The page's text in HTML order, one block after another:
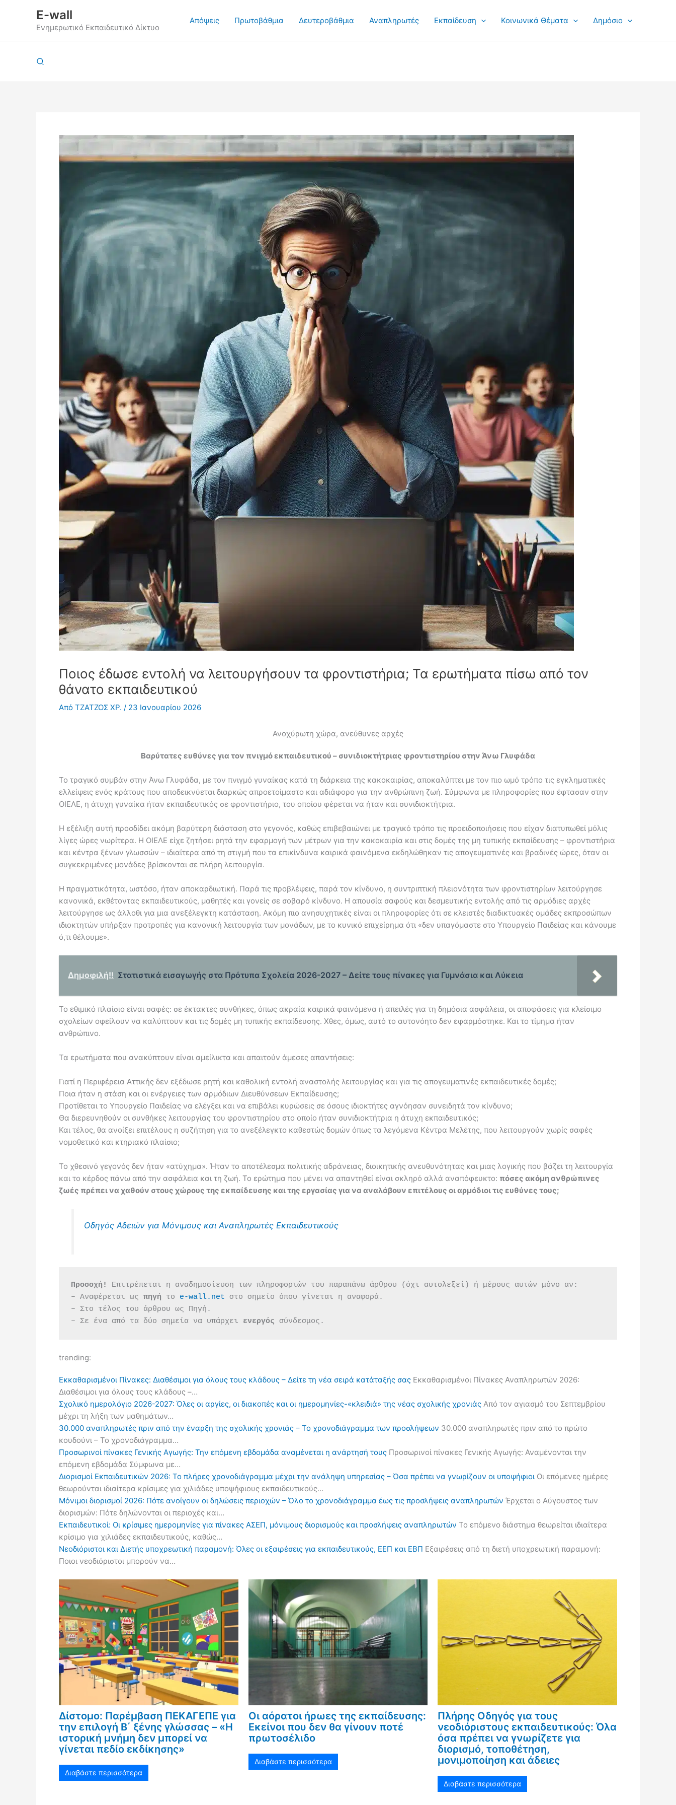
περιεχόμενο
E-wall
Ενημερωτικό Εκπαιδευτικό Δίκτυο
Απόψεις Πρωτοβάθμια Δευτεροβάθμια Αναπληρωτές Εκπαίδευση Κοινωνικά Θέματα Δημόσιο
Αναζήτηση
Ποιος έδωσε εντολή να λειτουργήσουν τα φροντιστήρια; Τα ερωτήματα πίσω από τον
θάνατο εκπαιδευτικού
Από ΤΖΑΤΖΟΣ ΧΡ. / 23 Ιανουαρίου 2026
Ανοχύρωτη χώρα, ανεύθυνες αρχές
Βαρύτατες ευθύνες για τον πνιγμό εκπαιδευτικού – συνιδιοκτήτριας φροντιστηρίου στην Άνω Γλυφάδα
Το τραγικό συμβάν στην Άνω Γλυφάδα, με τον πνιγμό γυναίκας κατά τη διάρκεια της κακοκαιρίας, αποκαλύπτει με τον πιο ωμό τρόπο τις εγκληματικές
ελλείψεις ενός κράτους που αποδεικνύεται διαρκώς απροετοίμαστο και αδιάφορο για την ανθρώπινη ζωή. Σύμφωνα με πληροφορίες που έφτασαν στην
ΟΙΕΛΕ, η άτυχη γυναίκα ήταν εκπαιδευτικός σε φροντιστήριο, του οποίου φέρεται να ήταν και συνιδιοκτήτρια.
Η εξέλιξη αυτή προσδίδει ακόμη βαρύτερη διάσταση στο γεγονός, καθώς επιβεβαιώνει με τραγικό τρόπο τις προειδοποιήσεις που είχαν διατυπωθεί μόλις
λίγες ώρες νωρίτερα. Η ΟΙΕΛΕ είχε ζητήσει ρητά την εφαρμογή των μέτρων για την κακοκαιρία και στις δομές της μη τυπικής εκπαίδευσης – φροντιστήρια
και κέντρα ξένων γλωσσών – ιδιαίτερα από τη στιγμή που τα επικίνδυνα καιρικά φαινόμενα εκδηλώθηκαν τις απογευματινές και βραδινές ώρες, όταν οι
συγκεκριμένες μονάδες βρίσκονται σε πλήρη λειτουργία.
Η πραγματικότητα, ωστόσο, ήταν αποκαρδιωτική. Παρά τις προβλέψεις, παρά τον κίνδυνο, η συντριπτική πλειονότητα των φροντιστηρίων λειτούργησε
κανονικά, εκθέτοντας εκπαιδευτικούς, μαθητές και γονείς σε σοβαρό κίνδυνο. Η απουσία σαφούς και δεσμευτικής εντολής από τις αρμόδιες αρχές
λειτούργησε ως άλλοθι για μια ανεξέλεγκτη κατάσταση. Ακόμη πιο ανησυχητικές είναι οι πληροφορίες ότι σε κλειστές διαδικτυακές ομάδες εκπροσώπων
ιδιοκτητών υπήρξαν προτροπές για κανονική λειτουργία των μονάδων, με το κυνικό επιχείρημα ότι «δεν υπαγόμαστε στο Υπουργείο Παιδείας και κάνουμε
ό,τι θέλουμε».
Δημοφιλή!! Στατιστικά εισαγωγής στα Πρότυπα Σχολεία 2026-2027 – Δείτε τους πίνακες για Γυμνάσια και Λύκεια
Το εθιμικό πλαίσιο είναι σαφές: σε έκτακτες συνθήκες, όπως ακραία καιρικά φαινόμενα ή απειλές για τη δημόσια ασφάλεια, οι αποφάσεις για κλείσιμο
σχολείων οφείλουν να καλύπτουν και τις δομές μη τυπικής εκπαίδευσης. Χθες, όμως, αυτό το αυτονόητο δεν εφαρμόστηκε. Και το τίμημα ήταν
ανθρώπινο.
Τα ερωτήματα που ανακύπτουν είναι αμείλικτα και απαιτούν άμεσες απαντήσεις:
Γιατί η Περιφέρεια Αττικής δεν εξέδωσε ρητή και καθολική εντολή αναστολής λειτουργίας και για τις απογευματινές εκπαιδευτικές δομές;
Ποια ήταν η στάση και οι ενέργειες των αρμόδιων Διευθύνσεων Εκπαίδευσης;
Προτίθεται το Υπουργείο Παιδείας να ελέγξει και να επιβάλει κυρώσεις σε όσους ιδιοκτήτες αγνόησαν συνειδητά τον κίνδυνο;
Θα διερευνηθούν οι συνθήκες λειτουργίας του φροντιστηρίου στο οποίο ήταν συνιδιοκτήτρια η άτυχη εκπαιδευτικός;
Και τέλος, θα ανοίξει επιτέλους η συζήτηση για το ανεξέλεγκτο καθεστώς δομών όπως τα λεγόμενα Κέντρα Μελέτης, που λειτουργούν χωρίς σαφές
νομοθετικό και κτηριακό πλαίσιο;
Το χθεσινό γεγονός δεν ήταν «ατύχημα». Ήταν το αποτέλεσμα πολιτικής αδράνειας, διοικητικής ανευθυνότητας και μιας λογικής που βάζει τη λειτουργία
και το κέρδος πάνω από την ασφάλεια και τη ζωή. Το ερώτημα που μένει να απαντηθεί είναι σκληρό αλλά αναπόφευκτο: πόσες ακόμη ανθρώπινες
ζωές πρέπει να χαθούν στους χώρους της εκπαίδευσης και της εργασίας για να αναλάβουν επιτέλους οι αρμόδιοι τις ευθύνες τους;
Οδηγός Αδειών για Μόνιμους και Αναπληρωτές Εκπαιδευτικούς
Προσοχή!
Επιτρέπεται η αναδημοσίευση των πληροφοριών του παραπάνω άρθρου (όχι αυτολεξεί) ή μέρους αυτών μόνο αν:
– Αναφέρεται ως πηγή το e-wall.net στο σημείο όπου γίνεται η αναφορά.
– Στο τέλος του άρθρου ως Πηγή.
– Σε ένα από τα δύο σημεία να υπάρχει ενεργός σύνδεσμος.
trending:
Εκκαθαρισμένοι Πίνακες: Διαθέσιμοι για όλους τους κλάδους – Δείτε τη νέα σειρά κατάταξής σας Εκκαθαρισμένοι Πίνακες Αναπληρωτών 2026:
Διαθέσιμοι για όλους τους κλάδους –…
Σχολικό ημερολόγιο 2026-2027: Όλες οι αργίες, οι διακοπές και οι ημερομηνίες-«κλειδιά» της νέας σχολικής χρονιάς Από τον αγιασμό του Σεπτεμβρίου
μέχρι τη λήξη των μαθημάτων…
30.000 αναπληρωτές πριν από την έναρξη της σχολικής χρονιάς – Το χρονοδιάγραμμα των προσλήψεων 30.000 αναπληρωτές πριν από το πρώτο
κουδούνι – Το χρονοδιάγραμμα…
Προσωρινοί πίνακες Γενικής Αγωγής: Την επόμενη εβδομάδα αναμένεται η ανάρτησή τους Προσωρινοί πίνακες Γενικής Αγωγής: Αναμένονται την
επόμενη εβδομάδα Σύμφωνα με…
Διορισμοί Εκπαιδευτικών 2026: Το πλήρες χρονοδιάγραμμα μέχρι την ανάληψη υπηρεσίας – Όσα πρέπει να γνωρίζουν οι υποψήφιοι Οι επόμενες ημέρες
θεωρούνται ιδιαίτερα κρίσιμες για χιλιάδες υποψήφιους εκπαιδευτικούς…
Μόνιμοι διορισμοί 2026: Πότε ανοίγουν οι δηλώσεις περιοχών – Όλο το χρονοδιάγραμμα έως τις προσλήψεις αναπληρωτών Έρχεται ο Αύγουστος των
διορισμών: Πότε δηλώνονται οι περιοχές και…
Εκπαιδευτικοί: Οι κρίσιμες ημερομηνίες για πίνακες ΑΣΕΠ, μόνιμους διορισμούς και προσλήψεις αναπληρωτών Το επόμενο διάστημα θεωρείται ιδιαίτερα
κρίσιμο για χιλιάδες εκπαιδευτικούς, καθώς…
Νεοδιόριστοι και Διετής υποχρεωτική παραμονή: Όλες οι εξαιρέσεις για εκπαιδευτικούς, ΕΕΠ και ΕΒΠ Εξαιρέσεις από τη διετή υποχρεωτική παραμονή:
Ποιοι νεοδιόριστοι μπορούν να…
Δίστομο: Παρέμβαση ΠΕΚΑΓΕΠΕ για
την επιλογή Β΄ ξένης γλώσσας – «Η
ιστορική μνήμη δεν μπορεί να
γίνεται πεδίο εκδίκησης»
Διαβάστε περισσότερα
Οι αόρατοι ήρωες της εκπαίδευσης:
Εκείνοι που δεν θα γίνουν ποτέ
πρωτοσέλιδο
Διαβάστε περισσότερα
Πλήρης Οδηγός για τους
νεοδιόριστους εκπαιδευτικούς: Όλα
όσα πρέπει να γνωρίζετε για
διορισμό, τοποθέτηση,
μονιμοποίηση και άδειες
Διαβάστε περισσότερα